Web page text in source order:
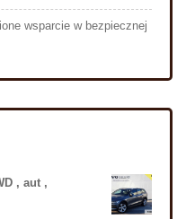
wsparcie w bezpiecznej
, aut ,